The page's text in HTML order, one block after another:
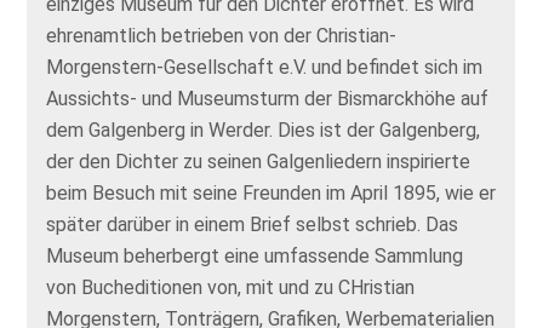
ehrenamtlich betrieben von der Christian-
Morgenstern-Gesellschaft e.V. und befindet sich im
Aussichts- und Museumsturm der Bismarckhöhe auf
dem Galgenberg in Werder. Dies ist der Galgenberg,
der den Dichter zu seinen Galgenliedern inspirierte
beim Besuch mit seine Freunden im April 1895, wie er
später darüber in einem Brief selbst schrieb. Das
Museum beherbergt eine umfassende Sammlung
von Bucheditionen von, mit und zu CHristian
Morgenstern, Tonträgern, Grafiken, Werbematerialien